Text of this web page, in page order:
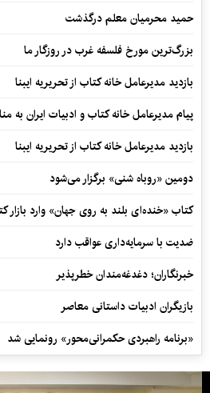
حمید محرمیان معلم درگذشت
بزرگ‌ترین مورخ فلسفه غرب در روزگار ما
بازدید مدیرعامل خانه کتاب از تحریریه ایبنا
پیام مدیرعامل خانه کتاب و ادبیات ایران به
بازدید مدیرعامل خانه کتاب از تحریریه ایبنا
دومین «روباه شنی» برگزار می‌شود
کتاب «خنده‌ای بلند به روی جهان» وارد بازار
ضدیت با سرمایه‌داری عواقب دارد
خبرنگاران؛ دغدغه‌مندان خطرپذیر
بازیگران ادبیات داستانی معاصر
«برنامه راهبردی حکمرانی‌محور» رونمایی شد